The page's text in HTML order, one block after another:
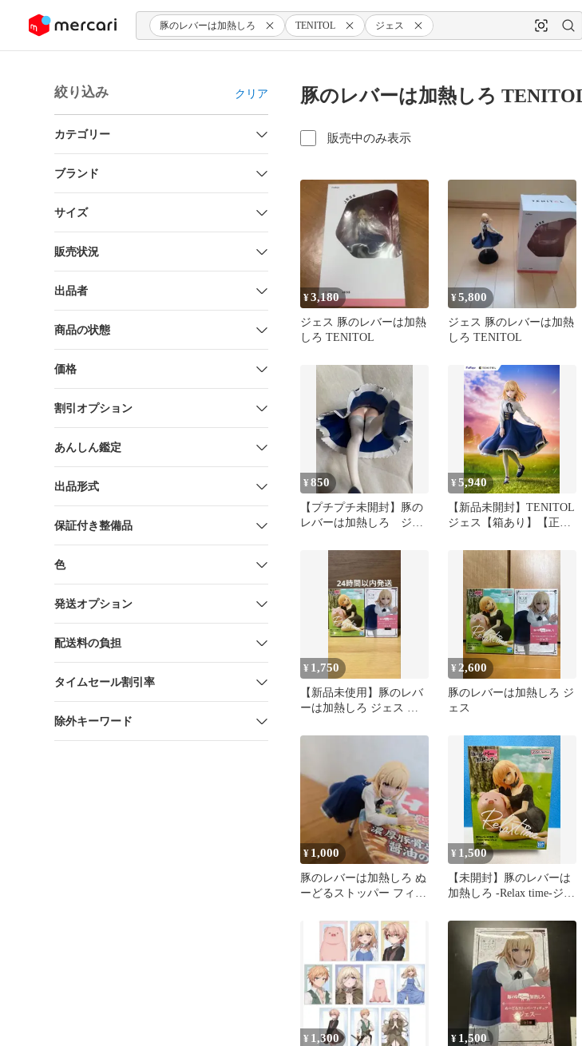
ツにスキップ 豚のレバーは加熱しろ TENITOL ジェス
絞り込み クリア
カテゴリー
ブランド
サイズ
販売状況
出品者
商品の状態
価格
割引オプション
あんしん鑑定
出品形式
保証付き整備品
色
発送オプション
配送料の負担
タイムセール割引率
除外キーワード
豚のレバーは加熱しろ
販売中のみ表示
¥3,180
ジェス 豚のレバーは加熱
しろ TENITOL
¥5,800
ジェス 豚のレバーは加熱
しろ TENITOL
¥850
【プチプチ未開封】豚の
レバーは加熱しろ ジェ
ー フィギュア
¥5,940
【新品未開封】TENITOL
ジェス【箱あり】【正規
パニー グッスマ GSC
¥ 1,750
【新品未使用】豚のレバ
ーは加熱しろ ジェス フ
¥ 2,600
豚のレバーは加熱しろ ジ
ェス
¥ 1,000
豚のレバーは加熱しろ ぬ
ーどるストッパー フィギ
¥ 1,500
【未開封】豚のレバーは
加熱しろ -Relax time-ジェ
¥ 1,300 ¥ 1,500